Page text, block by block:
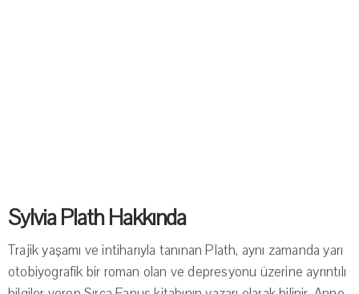
Sylvia Plath Hakkında
Trajik yaşamı ve intiharıyla tanınan Plath, aynı zamanda yarı
otobiyografik bir roman olan ve depresyonu üzerine ayrıntılı